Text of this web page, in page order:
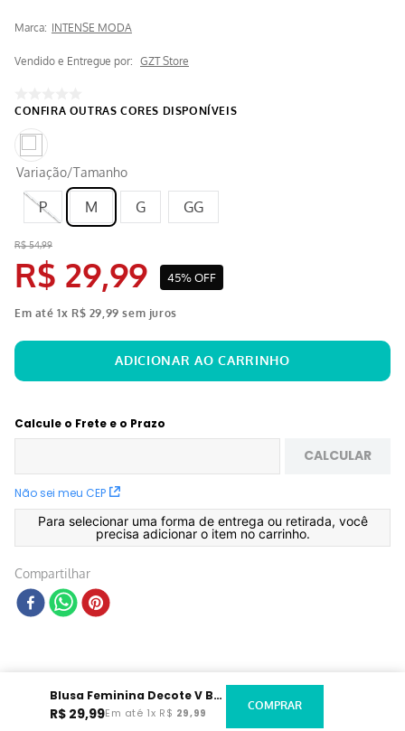
Marca: INTENSE MODA
Vendido e Entregue por: GZT Store
Variação/Tamanho
P M G GG
R$ 54,99
R$ 29,99 45%OFF
Em até1x R$ 29 99 sem juros
Calcule o Frete e o Prazo
Não sei meu CEP
CALCULAR
Para selecionar uma forma de entrega ou retirada, você
precisa adicionar o item no carrinho.
Compartilhar
Blusa Feminina Decote V Branca
R$ 29,99Em até 1x R$ 29,99